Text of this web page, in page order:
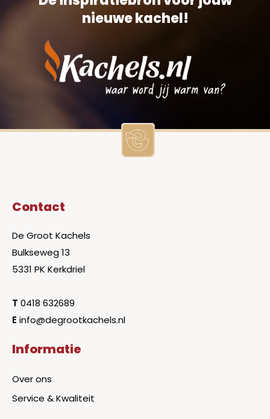
nieuwe kachel!
Contact
De Groot Kachels
Bulkseweg 13
5331 PK Kerkdriel
T 0418 632689
E info@degrootkachels.nl
Informatie
Over ons
Service & Kwaliteit